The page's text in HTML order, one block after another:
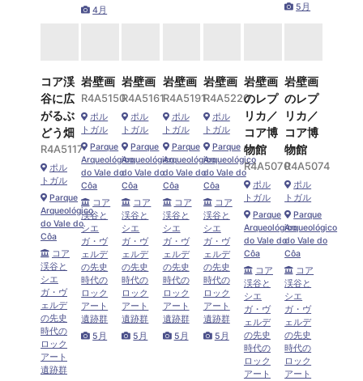
4月
5月
コア渓
谷に広
がるぶ
どう畑
R4A5117
ポル
トガル
Parque
Arqueológico
do Vale do
Côa
コア
渓谷と
シエ
ガ・ヴ
ェルデ
の先史
時代の
ロック
アート
遺跡群
岩壁画
R4A5150
ポル
トガル
Parque
Arqueológico
do Vale do
Côa
コア
渓谷と
シエ
ガ・ヴ
ェルデ
の先史
時代の
ロック
アート
遺跡群
5月
岩壁画
R4A5161
ポル
トガル
Parque
Arqueológico
do Vale do
Côa
コア
渓谷と
シエ
ガ・ヴ
ェルデ
の先史
時代の
ロック
アート
遺跡群
5月
岩壁画
R4A5191
ポル
トガル
Parque
Arqueológico
do Vale do
Côa
コア
渓谷と
シエ
ガ・ヴ
ェルデ
の先史
時代の
ロック
アート
遺跡群
5月
岩壁画
R4A5220
ポル
トガル
Parque
Arqueológico
do Vale do
Côa
コア
渓谷と
シエ
ガ・ヴ
ェルデ
の先史
時代の
ロック
アート
遺跡群
5月
岩壁画
のレプ
リカ／
コア博
物館
R4A5070
ポル
トガル
Parque
Arqueológico
do Vale do
Côa
コア
渓谷と
シエ
ガ・ヴ
ェルデ
の先史
時代の
ロック
アート
岩壁画
のレプ
リカ／
コア博
物館
R4A5074
ポル
トガル
Parque
Arqueológico
do Vale do
Côa
コア
渓谷と
シエ
ガ・ヴ
ェルデ
の先史
時代の
ロック
アート